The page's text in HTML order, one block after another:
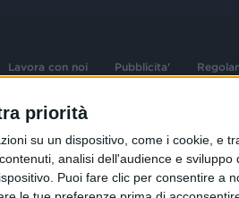
priorità
su un dispositivo, come i cookie, e
analisi dell'audience e sviluppo
Puoi fare clic per consentire
Lavora con noi Pubblicita'
Per le opere dell'ingegno
dei diritti d'autore e dei diritti
- C.F. e n° iscrizione